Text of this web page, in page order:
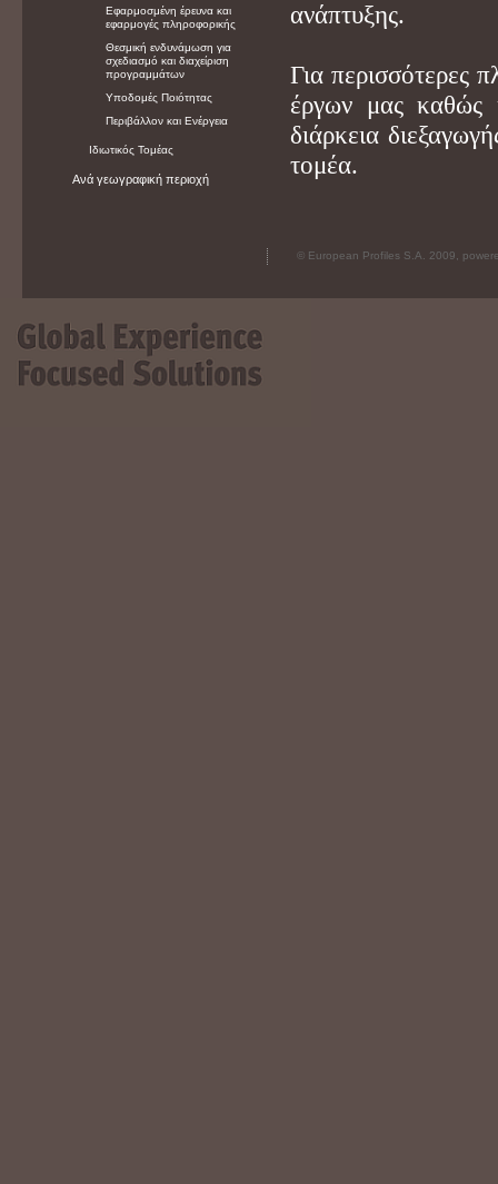
ανάπτυξης.
Για περισσότερες
έργων μας καθώς
διάρκεια
τομέα.
Εφαρμοσμένη έρευνα και
εφαρμογές πληροφορικής
Θεσμική ενδυνάμωση για
σχεδιασμό και διαχείριση
προγραμμάτων
Υποδομές Ποιότητας
Περιβάλλον και Ενέργεια
Ιδιωτικός Τομέας
Ανά γεωγραφική περιοχή
© European Profiles S.A. 2009,